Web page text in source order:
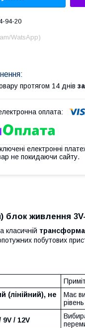
94-20
WatsApp)
протягом 14 днів
електронні
не покидаючи сайту.
блок живлення
класичній
побутових
(лінійний), не
Має
9V / 12V